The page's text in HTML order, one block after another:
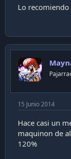
Lo
15 Junio 2014
Hace casi un
maquinon de
120%